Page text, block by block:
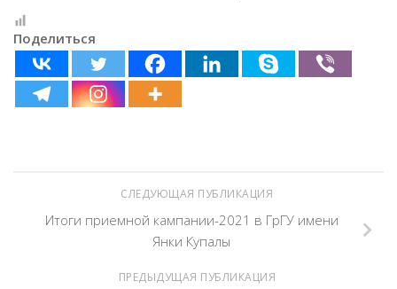
Поделиться
СЛЕДУЮЩАЯ ПУБЛИКАЦИЯ
Итоги приемной кампании-2021 в ГрГУ имени
Янки Купалы
ПРЕДЫДУЩАЯ ПУБЛИКАЦИЯ